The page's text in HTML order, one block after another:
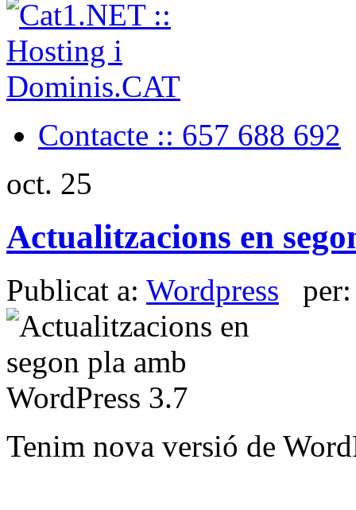
Contacte :: 657 688 692
oct. 25
Actualitzacions en
Publicat a: Wordpress
Tenim nova versió de